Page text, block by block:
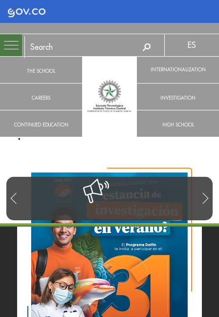
Logo Gobierno de Colombia
THE SCHOOL
CAREERS
CONTINUED EDUCATION
ES
INTERNATIONALIZATION
INVESTIGATION
HIGH SCHOOL